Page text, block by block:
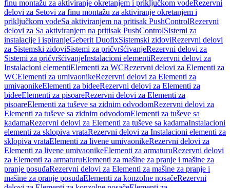
finu montažu za aktiviranje okretanjem i priključkom vodeRezervni
delovi za Setovi za finu montažu za aktiviranje okretanjem i
priključkom vodeSa aktiviranjem na pritisak PushControlRezervni
delovi za Sa aktiviranjem na pritisak PushControlSistemi za
instalacije i ispiranjeGeberit DuofixSistemski zidoviRezervni delovi
za Sistemski zidoviSistemi za pričvršćivanjeRezervni delovi za
Sistemi za pričvršćivanjeInstalacioni elementiRezervni delovi za
Instalacioni elementiElementi za WCRezervni delovi za Elementi za
WCElementi za umivaonikeRezervni delovi za Elementi za
umivaonikeElementi za bideeRezervni delovi za Elementi za
bideeElementi za pisoareRezervni delovi za Elementi za
pisoareElementi za tuševe sa zidnim odvodomRezervni delovi za
Elementi za tuševe sa zidnim odvodomElementi za tuševe sa
kadamaRezervni delovi za Elementi za tuševe sa kadamaInstalacioni
elementi za sklopiva vrataRezervni delovi za Instalacioni elementi za
sklopiva vrataElementi za livene umivaonikeRezervni delovi za
Elementi za livene umivaonikeElementi za armaturuRezervni delovi
za Elementi za armaturuElementi za mašine za pranje i mašine za
pranje posuđaRezervni delovi za Elementi za mašine za pranje i
mašine za pranje posuđaElementi za konzolne nosačeRezervni